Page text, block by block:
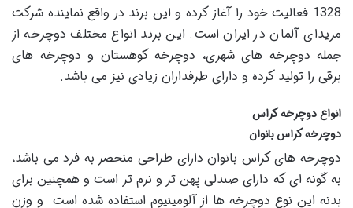
1328 فعالیت خود را آغاز کرده و این برند در واقع نماینده شرکت
مریدای آلمان در ایران است. این برند انواع مختلف دوچرخه از
جمله دوچرخه های شهری، دوچرخه کوهستان و دوچرخه های
برقی را تولید کرده و دارای طرفداران زیادی نیز می باشد.
انواع دوچرخه کراس
دوچرخه کراس بانوان
دوچرخه های کراس بانوان دارای طراحی منحصر به فرد می باشد،
به گونه ای که دارای صندلی پهن تر و نرم تر است و همچنین برای
بدنه این نوع دوچرخه ها از آلومینیوم استفاده شده است و وزن